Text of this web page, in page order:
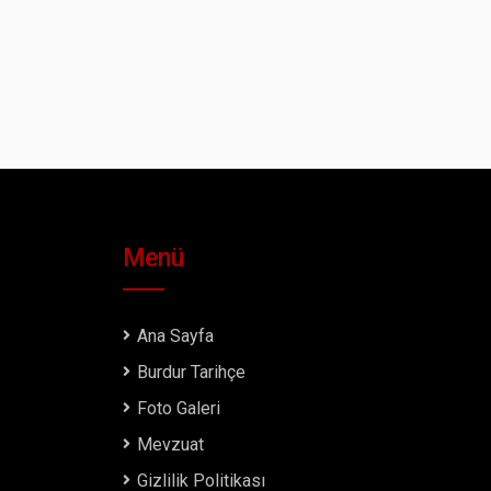
Menü
Ana Sayfa
Burdur Tarihçe
Foto Galeri
Mevzuat
Gizlilik Politikası